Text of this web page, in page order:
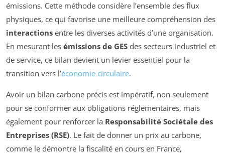
émissions. Cette méthode considère l’ensemble des flux
physiques, ce qui favorise une meilleure compréhension des
interactions entre les diverses activités d’une organisation.
En mesurant les émissions de GES des secteurs industriel et
de service, ce bilan devient un levier essentiel pour la
transition vers l’économie circulaire.
Avoir un bilan carbone précis est impératif, non seulement
pour se conformer aux obligations réglementaires, mais
également pour renforcer la Responsabilité Sociétale des
Entreprises (RSE). Le fait de donner un prix au carbone,
comme le démontre la fiscalité en cours en France,